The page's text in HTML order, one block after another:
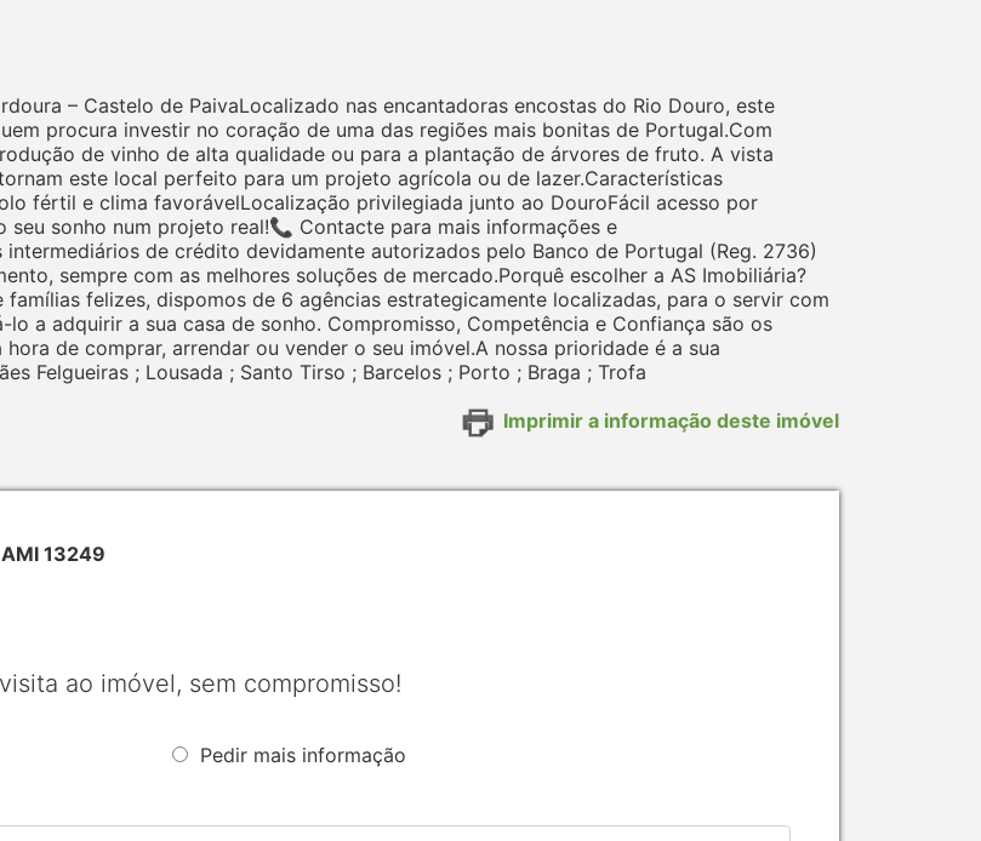
– Castelo de PaivaLocalizado nas encantadoras encostas do Rio Douro, este
procura investir no coração de uma das regiões mais bonitas de Portugal.Com
de vinho de alta qualidade ou para a plantação de árvores de fruto. A vista
este local perfeito para um projeto agrícola ou de lazer.Características
fértil e clima favorávelLocalização privilegiada junto ao DouroFácil acesso por
sonho num projeto real!📞 Contacte para mais informações e
de crédito devidamente autorizados pelo Banco de Portugal (Reg. 2736)
sempre com as melhores soluções de mercado.Porquê escolher a AS Imobiliária?
felizes, dispomos de 6 agências estrategicamente localizadas, para o servir com
a adquirir a sua casa de sonho. Compromisso, Competência e Confiança são os
de comprar, arrendar ou vender o seu imóvel.A nossa prioridade é a sua
Felgueiras ; Lousada ; Santo Tirso ; Barcelos ; Porto ; Braga ; Trofa
Imprimir a informação deste imóvel
13249
ao imóvel, sem compromisso!
Pedir mais informação